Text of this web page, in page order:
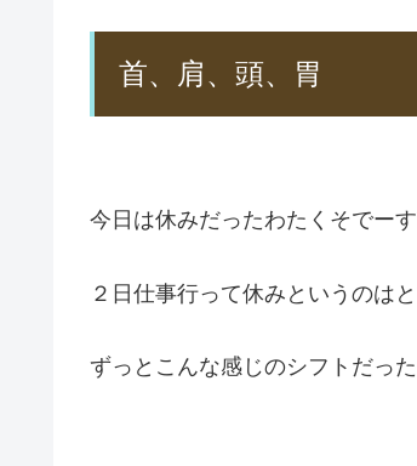
首、肩、頭、胃
今日は休みだったわたくそでー
２日仕事行って休みというのは
ずっとこんな感じのシフトだっ